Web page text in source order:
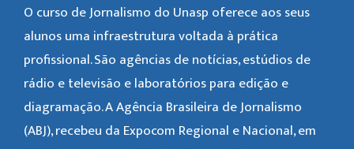
O curso de Jornalismo do Unasp oferece aos seus
alunos uma infraestrutura voltada à prática
profissional. São agências de notícias, estúdios de
rádio e televisão e laboratórios para edição e
diagramação. A Agência Brasileira de Jornalismo
(ABJ), recebeu da Expocom Regional e Nacional, em